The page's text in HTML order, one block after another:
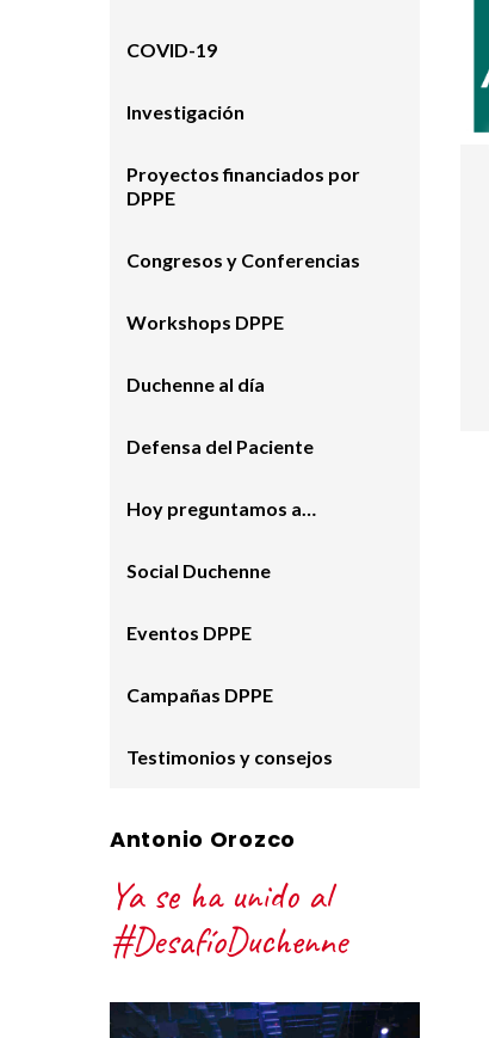
COVID-19
Investigación
Proyectos financiados por
DPPE
Congresos y Conferencias
Workshops DPPE
Duchenne al día
Defensa del Paciente
Hoy preguntamos a…
Social Duchenne
Eventos DPPE
Campañas DPPE
Testimonios y consejos
Antonio Orozco
Ya se ha unido al
#DesafíoDuchenne